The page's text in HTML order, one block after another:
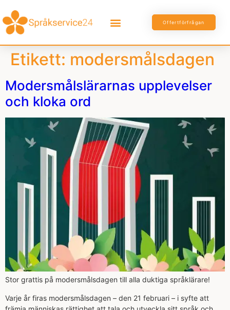
Offertförfrågan
Etikett: modersmålsdagen
Modersmålslärarnas upplevelser
och kloka ord
Stor grattis på modersmålsdagen till alla duktiga språklärare!
Varje år firas modersmålsdagen – den 21 februari – i syfte att